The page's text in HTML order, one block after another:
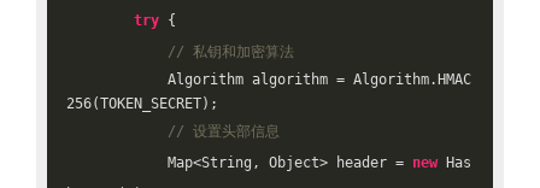
try {
// 私钥和加密算法
Algorithm algorithm = Algorithm.HMAC
256(TOKEN_SECRET);
// 设置头部信息
Map<String, Object> header = new Has